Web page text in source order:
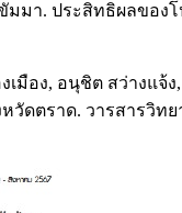
มา. ประสิทธิผลขอ
เมือง, อนุชิต สว่าง
ตราด. วารสารวิทยา